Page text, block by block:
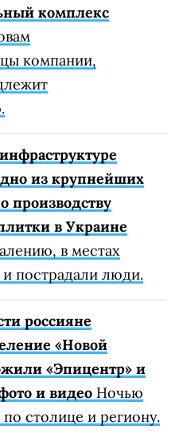
комплекс
компании,
из крупнейших
производству
в Украине
в местах
пострадали люди.
россияне
«Новой
«Эпицентр» и
и видео Ночью
по столице и региону.